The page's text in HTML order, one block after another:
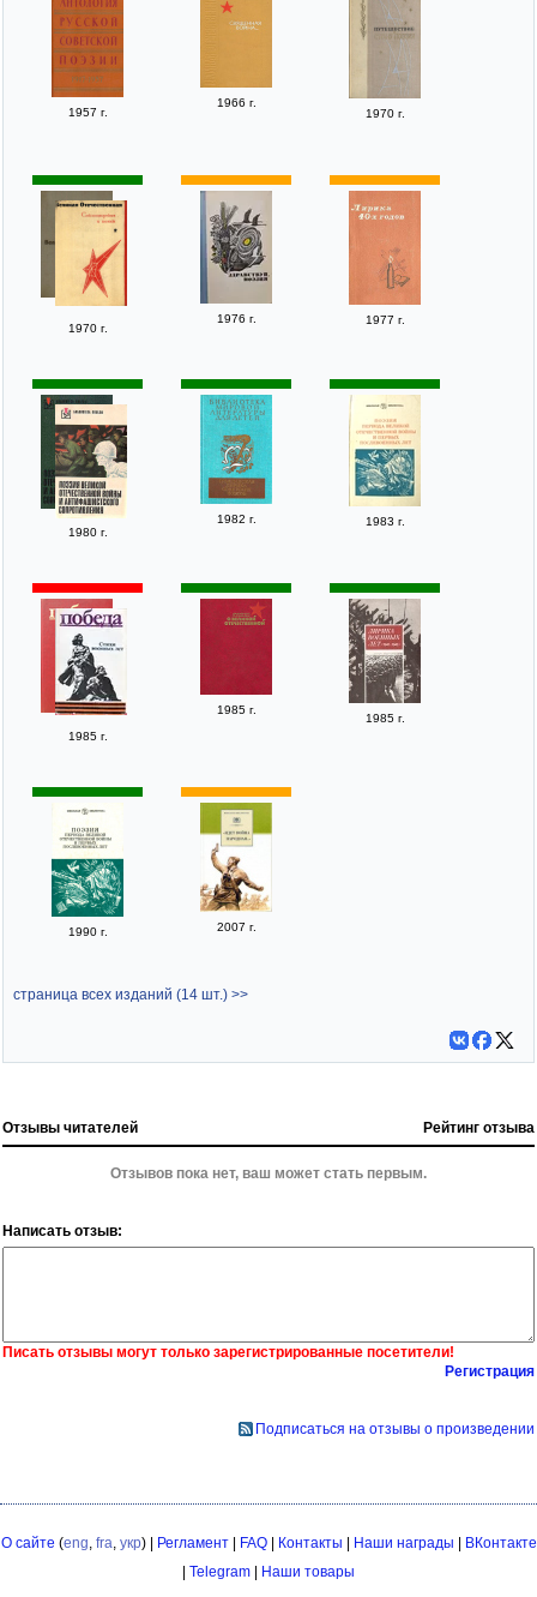
1957 г.
1966 г.
1970 г.
1970 г.
1976 г. 1977 г.
1980 г.
1982 г. 1983 г.
1985 г.
1985 г.
1985 г.
1990 г. 2007 г.
страница всех изданий (14 шт.) >>
Отзывы читателей Рейтинг отзыва
Отзывов пока нет, ваш может стать первым.
Написать отзыв:
Писать отзывы могут только зарегистрированные посетители!
Регистрация
Подписаться на отзывы о произведении
О сайте (eng fra укр) | Регламент| FAQ| Контакты | Наши награды | ВКонтакте
| Telegram | Наши товары